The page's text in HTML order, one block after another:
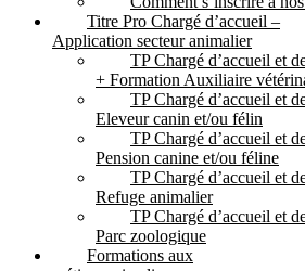
Titre Pro Chargé d’accueil –
Application secteur animalier
TP Chargé d’accueil et
+ Formation Auxiliaire
TP Chargé d’accueil et
Eleveur canin et/ou félin
TP Chargé d’accueil et
Pension canine et/ou féline
TP Chargé d’accueil et
Refuge animalier
TP Chargé d’accueil et
Parc zoologique
Formations aux